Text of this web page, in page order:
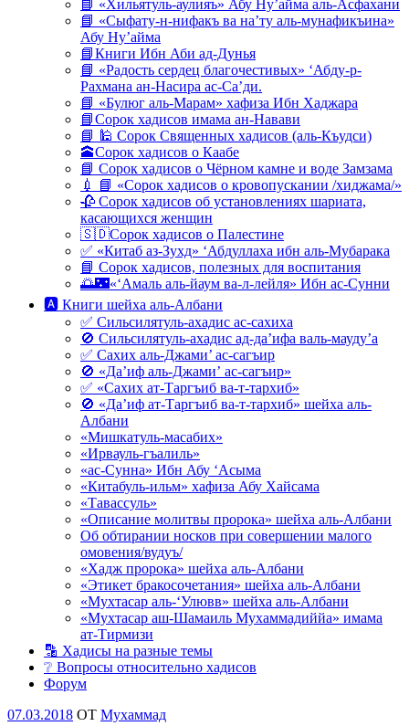
📘 «Хильятуль-аулияъ» Абу Ну’айма аль-Асфахани
📘 «Сыфату-н-нифакъ ва на’ту аль-мунафикъина»
Абу Ну’айма
📘Книги Ибн Аби ад-Дунья
📘 «Радость сердец благочестивых» ‘Абду-р-
Рахмана ан-Насира ас-Са’ди.
📘 «Булюг аль-Марам» хафиза Ибн Хаджара
📘Сорок хадисов имама ан-Навави
📘 🕌 Сорок Священных хадисов (аль-Къудси)
🕋Сорок хадисов о Каабе
📘 Сорок хадисов о Чёрном камне и воде Замзама
💉 📘 «Сорок хадисов о кровопускании /хиджама/»
🥀 Сорок хадисов об установлениях шариата,
касающихся женщин
🇸🇩Сорок хадисов о Палестине
✅ «Китаб аз-Зухд» ‘Абдуллаха ибн аль-Мубарака
📘 Сорок хадисов, полезных для воспитания
🌅🌃«‘Амаль аль-йаум ва-л-лейля» Ибн ас-Сунни
🅰 Книги шейха аль-Албани
✅ Сильсилятуль-ахадис ас-сахиха
🚫 Сильсилятуль-ахадис ад-да’ифа валь-мауду’а
✅ Сахих аль-Джами’ ас-сагъир
🚫 «Да’иф аль-Джами’ ас-сагъир»
✅ «Сахих ат-Таргъиб ва-т-тархиб»
🚫 «Да’иф ат-Таргъиб ва-т-тархиб» шейха аль-
Албани
«Мишкатуль-масабих»
«Ирвауль-гъалиль»
«ас-Сунна» Ибн Абу ‘Асыма
«Китабуль-ильм» хафиза Абу Хайсама
«Тавассуль»
«Описание молитвы пророка» шейха аль-Албани
Об обтирании носков при совершении малого
омовения/вудуъ/
«Хадж пророка» шейха аль-Албани
«Этикет бракосочетания» шейха аль-Албани
«Мухтасар аль-‘Улювв» шейха аль-Албани
«Мухтасар аш-Шамаиль Мухаммадиййа» имама
ат-Тирмизи
🔡 Хадисы на разные темы
❔ Вопросы относительно хадисов
Форум
Опубликовано
07.03.2018 OT Мухаммад